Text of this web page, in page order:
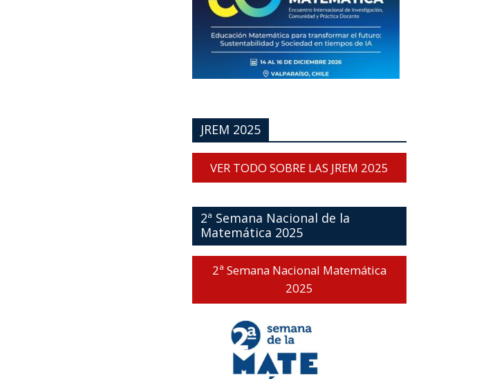
JREM 2025
VER TODO SOBRE LAS JREM 2025
2ª Semana Nacional de la
Matemática 2025
2ª Semana Nacional Matemática
2025